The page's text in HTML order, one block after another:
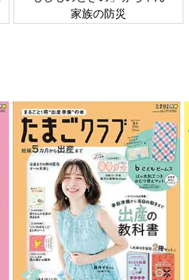
家族の防災